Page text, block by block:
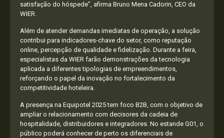
satisfação do hóspede”, afirma Bruno Mena Cadorin, CEO da
WIER.
Além de atender demandas imediatas de operação, a solução
contribui para indicadores-chave do setor, como reputação
online, percepção de qualidade e fidelização. Durante a feira,
especialistas da WIER farão demonstrações da tecnologia
aplicada a diferentes tipologias de empreendimentos,
reforçando o papel da inovação no fortalecimento da
competitividade hoteleira.
A presença na Equipotel 2025 tem foco B2B, com o objetivo de
ampliar o relacionamento com decisores da cadeia de
hospitalidade, distribuidores e integradores. No estande G01, o
público poderá conhecer de perto os diferenciais de